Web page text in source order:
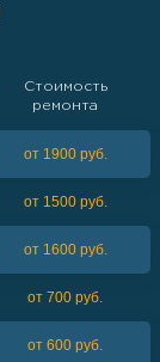
Стоимость
ремонта
от 1900 руб.
от 1500 руб.
от 1600 руб.
от 700 руб.
от 600 руб.